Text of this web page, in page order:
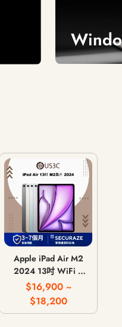
Apple iPad Air M2
2024 13吋 WiFi /
LTE 行動網路 / 128G
256G 512G 1T
$16,900 ~
$18,200